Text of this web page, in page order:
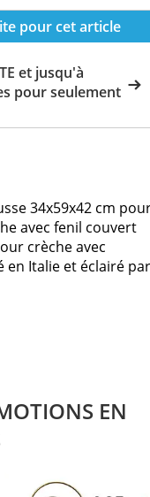
pour cet article
et jusqu'à
pour seulement
34x59x42 cm
avec fenil couvert
crèche avec
en Italie et éclairé par
EN